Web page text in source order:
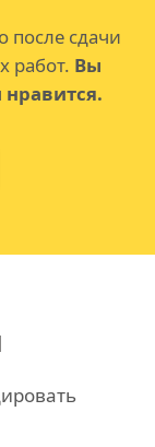
после сдачи
работ. Вы
нравится.